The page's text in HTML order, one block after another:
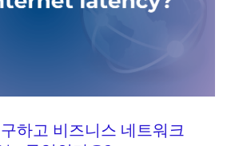
하고 비즈니스 네트워크